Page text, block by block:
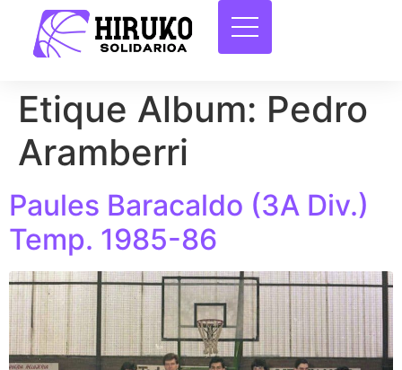
Etique Album: Pedro
Aramberri
Paules Baracaldo (3A Div.)
Temp. 1985-86